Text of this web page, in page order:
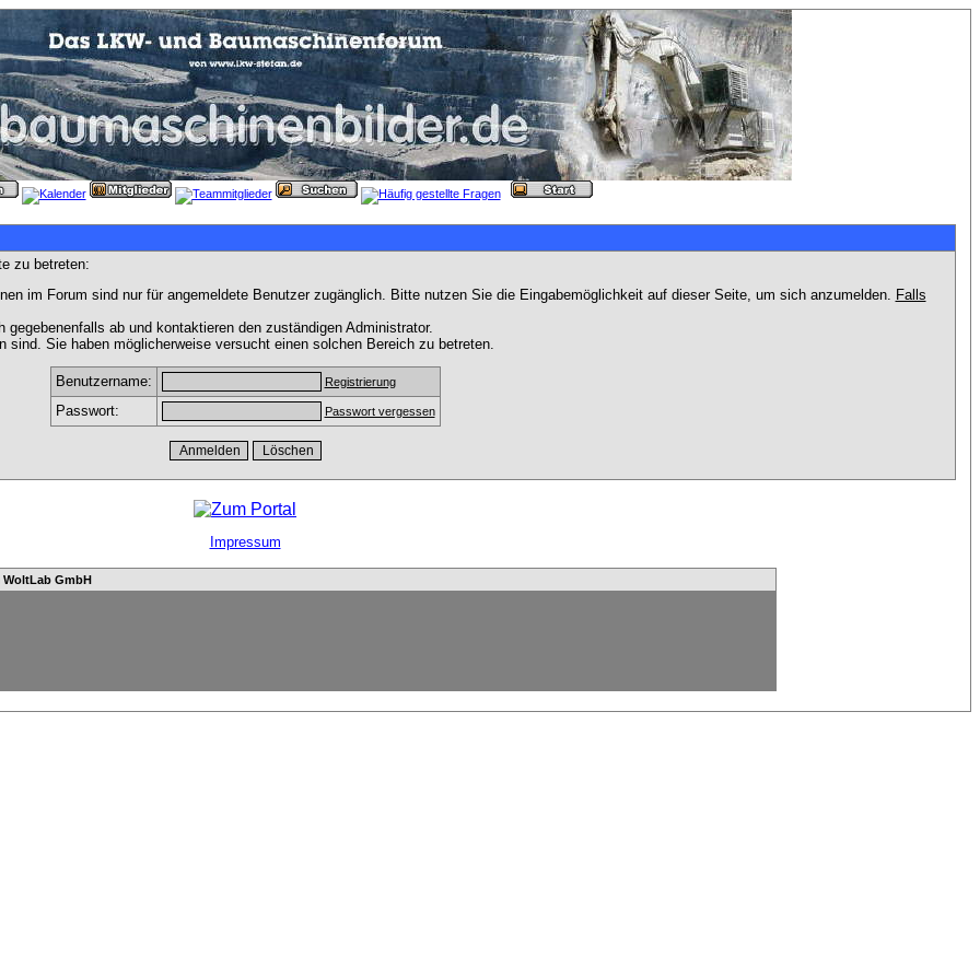
zu betreten:
im Forum sind nur für angemeldete Benutzer zugänglich. Bitte nutzen Sie die Eingabemöglichkeit auf dieser Seite, um sich anzumelden. Falls
ab und kontaktieren den zuständigen Administrator.
Sie haben möglicherweise versucht einen solchen Bereich zu betreten.
Benutzername: Registrierung
Passwort: Passwort vergessen
Impressum
WoltLab GmbH